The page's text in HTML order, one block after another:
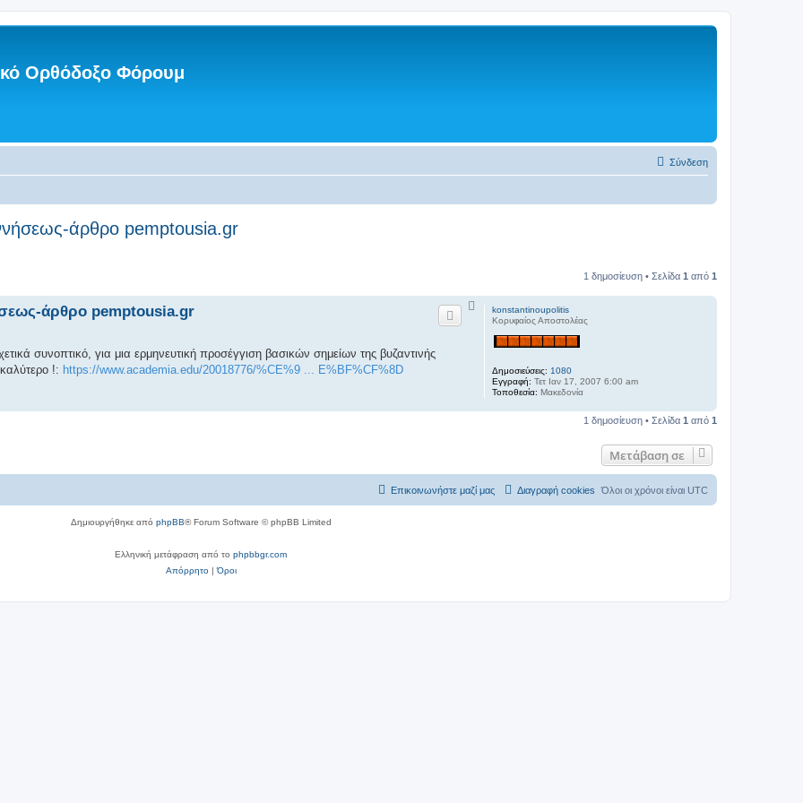
Ορθόδοξο Φόρουμ
Σύνδεση
άρθρο pemptousia.gr
1 δημοσίευση • Σελίδα 1 από 1
konstantinoupolitis
Κορυφαίος Αποστολέας
Δημοσιεύσεις: 1080
Εγγραφή: Τετ Ιαν 17, 2007 6:00 am
Τοποθεσία: Μακεδονία
άρθρο pemptousia.gr
συνοπτικό, για μια ερμηνευτική προσέγγιση βασικών σημείων της βυζαντινής
!: https://www.academia.edu/20018776/%CE%9 ... E%BF%CF%8D
Κ
1 δημοσίευση • Σελίδα 1 από 1
Μετάβαση σε
Όλοι οι χρόνοι είναι UTC
Διαγραφή cookies
Επικοινωνήστε μαζί μας
Δημιουργήθηκε από phpBB® Forum Software © phpBB Limited
Ελληνική μετάφραση από το phpbbgr.com
Απόρρητο |Όροι